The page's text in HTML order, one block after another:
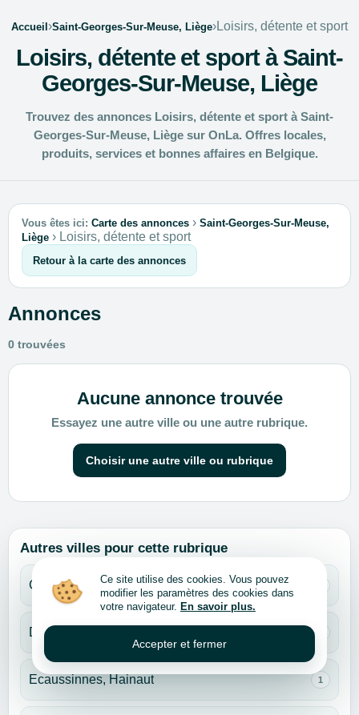
Accueil›Saint-Georges-Sur-Meuse, Liège›Loisirs, détente et sport
Loisirs, détente et sport à Saint-
Georges-Sur-Meuse, Liège
Trouvez des annonces Loisirs, détente et sport à Saint-
Georges-Sur-Meuse, Liège sur OnLa. Offres locales,
produits, services et bonnes affaires en Belgique.
Vous êtes ici: Carte des annonces › Saint-Georges-Sur-Meuse,
Liège › Loisirs, détente et sport
Retour à la carte des annonces
Annonces
0 trouvées
Aucune annonce trouvée
Essayez une autre ville ou une autre rubrique.
Choisir une autre ville ou rubrique
Autres villes pour cette rubrique
Charleroi, Hainaut
Dilbeek, Brabant flamand
Ecaussinnes, Hainaut 1
Ce site utilise des cookies. Vous pouvez
modifier les paramètres des cookies dans
votre navigateur. En savoir plus.
Accepter et fermer